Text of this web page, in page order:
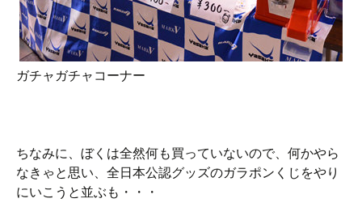
ガチャガチャコーナー
ちなみに、ぼくは全然何も買っていないので、何かやら
なきゃと思い、全日本公認グッズのガラポンくじをやり
にいこうと並ぶも・・・